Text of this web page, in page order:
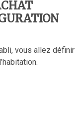
vous allez définir